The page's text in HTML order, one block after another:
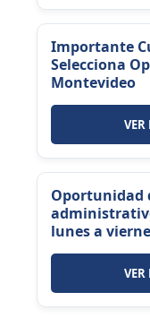
Importante
Selecciona
Montevideo
VER
Oportunidad
lunes a
VER